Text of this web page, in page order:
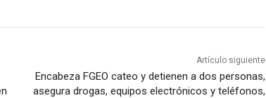
Artículo siguiente
Encabeza FGEO cateo y detienen a dos personas,
asegura drogas, equipos electrónicos y teléfonos,